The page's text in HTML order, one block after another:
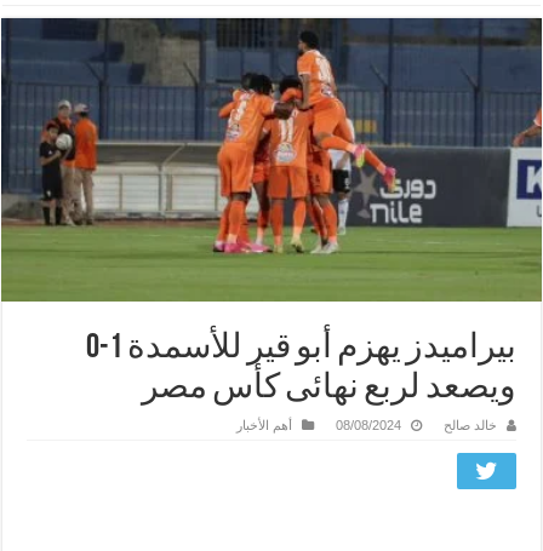
بيراميدز يهزم أبو قير للأسمدة 1-0
ويصعد لربع نهائى كأس مصر
خالد صالح 08/08/2024 أهم الأخبار